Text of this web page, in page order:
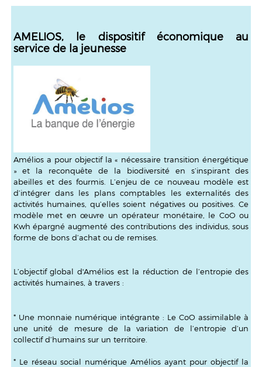
AMELIOS, le dispositif économique au
service de la jeunesse
Amélios a pour objectif la « nécessaire transition énergétique
» et la reconquête de la biodiversité en s’inspirant des
abeilles et des fourmis. L’enjeu de ce nouveau modèle est
d’intégrer dans les plans comptables les externalités des
activités humaines, qu’elles soient négatives ou positives. Ce
modèle met en œuvre un opérateur monétaire, le CoO ou
Kwh épargné augmenté des contributions des individus, sous
forme de bons d’achat ou de remises.
L’objectif global d'Amélios est la réduction de l’entropie des
activités humaines, à travers :
* Une monnaie numérique intégrante : Le CoO assimilable à
une unité de mesure de la variation de l’entropie d’un
collectif d’humains sur un territoire.
* Le réseau social numérique Amélios ayant pour objectif la